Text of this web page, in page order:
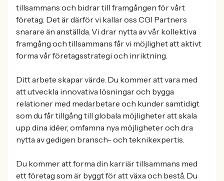
tillsammans och bidrar till framgången för vårt
företag. Det är därför vi kallar oss CGI Partners
snarare än anställda. Vi drar nytta av vår kollektiva
framgång och tillsammans får vi möjlighet att aktivt
forma vår företagsstrategi och inriktning.
Ditt arbete skapar värde. Du kommer att vara med
att utveckla innovativa lösningar och bygga
relationer med medarbetare och kunder samtidigt
som du får tillgång till globala möjligheter att skala
upp dina idéer, omfamna nya möjligheter och dra
nytta av gedigen bransch- och teknikexpertis.
Du kommer att forma din karriär tillsammans med
ett företag som är byggt för att växa och bestå. Du